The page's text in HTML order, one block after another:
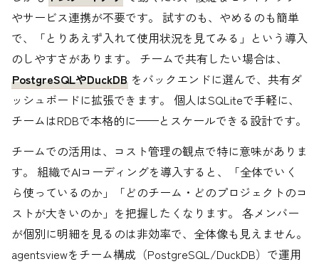
やサービス連携が不要です。 試すのも、やめるのも簡単
で、「とりあえず入れて使用状況を見てみる」という導入
のしやすさがあります。 チームで共有したい場合は、
PostgreSQLやDuckDB をバックエンドに選んで、共有ダ
ッシュボードに拡張できます。 個人はSQLiteで手軽に、
チームはRDBで本格的に——とスケールできる設計です。
チームでの活用は、コスト管理の観点で特に意味がありま
す。 組織でAIコーディングを導入すると、「全体でいく
ら使っているのか」「どのチーム・どのプロジェクトのコ
ストが大きいのか」を把握したくなります。 各メンバー
が個別に明細を見るのは非効率で、全体像も見えません。
agentsviewをチーム構成（PostgreSQL/DuckDB）で運用